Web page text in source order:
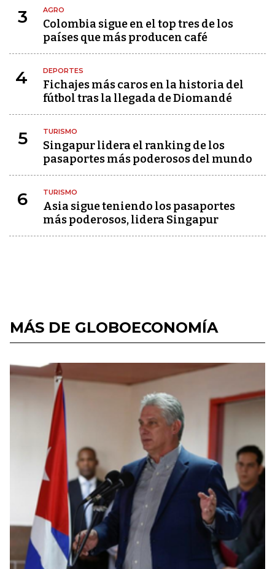
3 AGRO
Colombia sigue en el top tres de los
países que más producen café
4 DEPORTES
Fichajes más caros en la historia del
fútbol tras la llegada de Diomandé
5 TURISMO
Singapur lidera el ranking de los
pasaportes más poderosos del mundo
6 TURISMO
Asia sigue teniendo los pasaportes
más poderosos, lidera Singapur
MÁS DE GLOBOECONOMÍA